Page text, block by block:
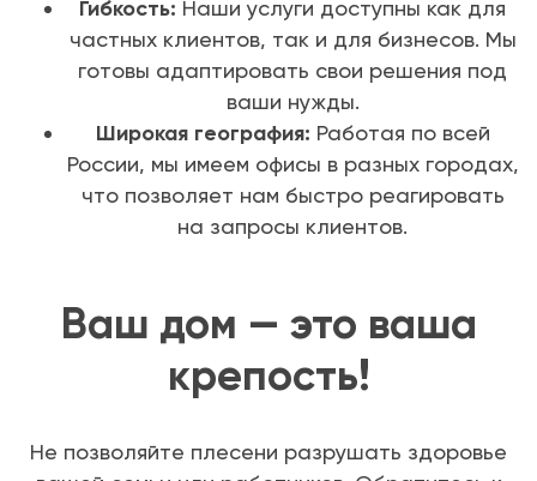
Гибкость: Наши услуги доступны как для
частных клиентов, так и для бизнесов. Мы
готовы адаптировать свои решения под
ваши нужды.
Широкая география: Работая по всей
России, мы имеем офисы в разных городах,
что позволяет нам быстро реагировать
на запросы клиентов.
Ваш дом — это ваша
крепость!
Не позволяйте плесени разрушать здоровье